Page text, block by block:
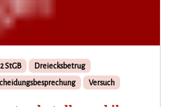
StGB
Dreiecksbetrug
Versuch